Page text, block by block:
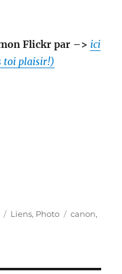
Flickr par –> ici
toi plaisir!)
Catégories
Liens, Photo Étiquettes
canon,